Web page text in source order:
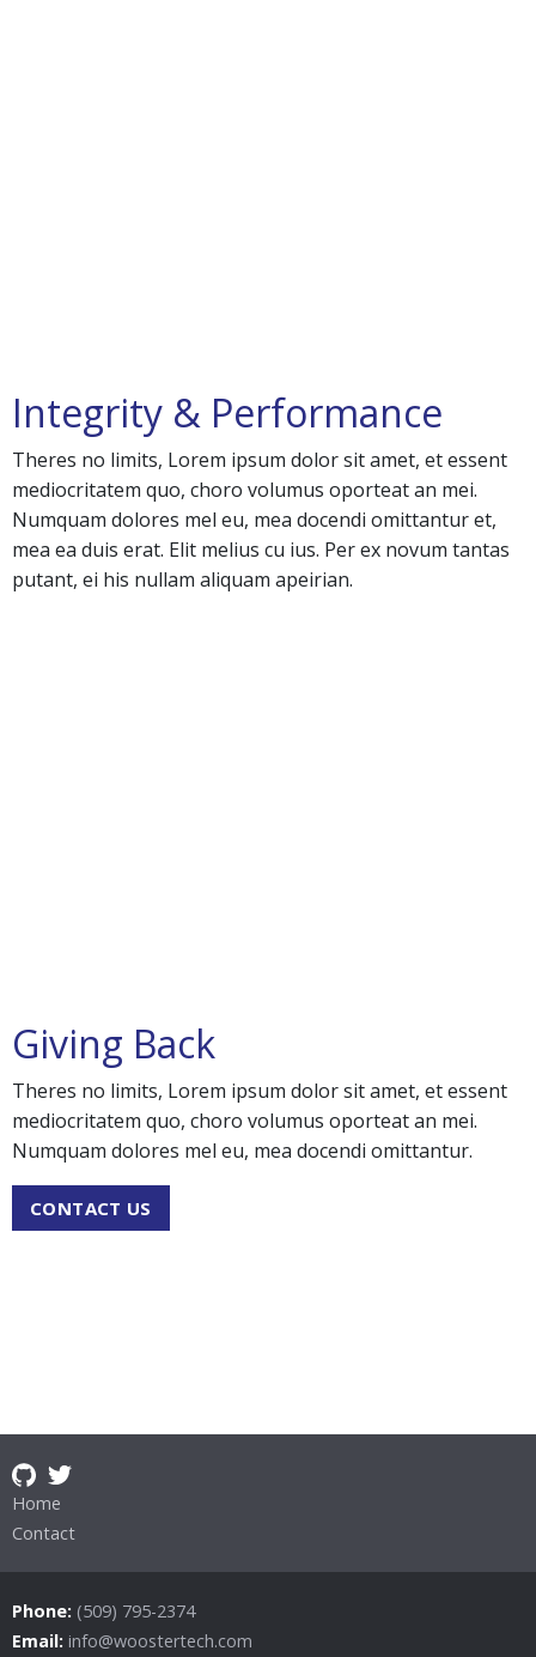
Integrity & Performance
Theres no limits, Lorem ipsum dolor sit amet, et essent
mediocritatem quo, choro volumus oporteat an mei.
Numquam dolores mel eu, mea docendi omittantur et,
mea ea duis erat. Elit melius cu ius. Per ex novum tantas
putant, ei his nullam aliquam apeirian.
Giving Back
Theres no limits, Lorem ipsum dolor sit amet, et essent
mediocritatem quo, choro volumus oporteat an mei.
Numquam dolores mel eu, mea docendi omittantur.
CONTACT US
Home
Contact
Phone: (509) 795-2374
Email: info@woostertech.com